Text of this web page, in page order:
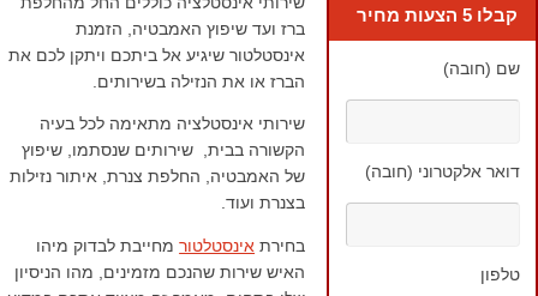
קבלו 5 הצעות מחיר
שם (חובה)
דואר אלקטרוני (חובה)
טלפון
ברז ועד שיפוץ האמבטיה, הזמנת
אינסטלטור שיגיע אל ביתכם ויתקן לכם את
הברז או את הנזילה בשירותים.
שירותי אינסטלציה מתאימה לכל בעיה
הקשורה בבית, שירותים שנסתמו, שיפוץ
של האמבטיה, החלפת צנרת, איתור נזילות
בצנרת ועוד.
בחירת אינסטלטורמחייבת לבדוק מיהו
האיש שירות שהנכם מזמינים, מהו הניסיון